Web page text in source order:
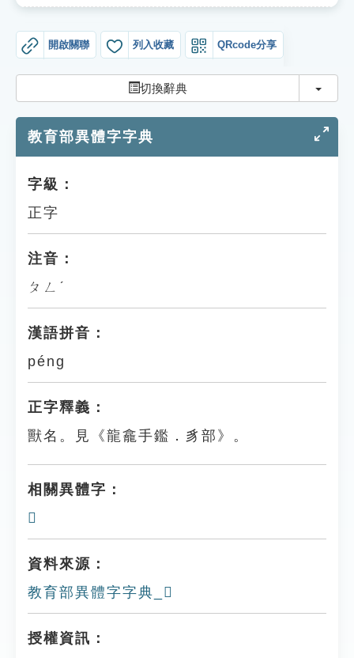
貓頭鷹博士
開啟關聯 列入收藏 QRcode分享
切換辭典 切換
教育部異體字字典
字級：
正字
注音：
ㄆㄥˊ
漢語拼音：
péng
正字釋義：
獸名。見《龍龕手鑑．豸部》。
相關異體字：
𧴟
資料來源：
教育部異體字字典_𧴂
授權資訊：